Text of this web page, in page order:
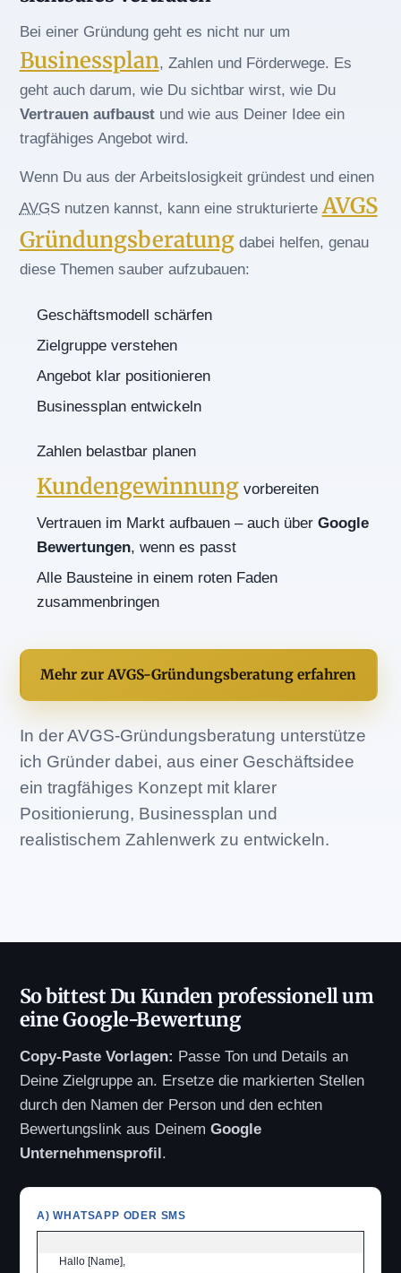
Bei einer Gründung geht es nicht nur um
Businessplan, Zahlen und Förderwege. Es
geht auch darum, wie Du sichtbar wirst, wie Du
Vertrauen aufbaustund wie aus Deiner Idee ein
tragfähiges Angebot wird.
Wenn Du aus der Arbeitslosigkeit gründest und einen
AVGSnutzen kannst, kann eine strukturierte AVGS
Gründungsberatungdabei helfen, genau
diese Themen sauber aufzubauen:
Geschäftsmodell schärfen
Zielgruppe verstehen
Angebot klar positionieren
Businessplan entwickeln
Zahlen belastbar planen
Kundengewinnungvorbereiten
Vertrauen im Markt aufbauen – auch über Google
Bewertungen, wenn es passt
Alle Bausteine in einem roten Faden
zusammenbringen
Mehr zur AVGS-Gründungsberatung erfahren
In der AVGS-Gründungsberatung unterstütze
ich Gründer dabei, aus einer Geschäftsidee
ein tragfähiges Konzept mit klarer
Positionierung, Businessplan und
realistischem Zahlenwerk zu entwickeln.
So bittest Du Kunden professionell um
eine Google-Bewertung
Copy-Paste Vorlagen: Passe Ton und Details an
Deine Zielgruppe an. Ersetze die markierten Stellen
durch den Namen der Person und den echten
Bewertungslink aus Deinem Google
Unternehmensprofil.
A) WHATSAPP ODER SMS
Hallo [Name],